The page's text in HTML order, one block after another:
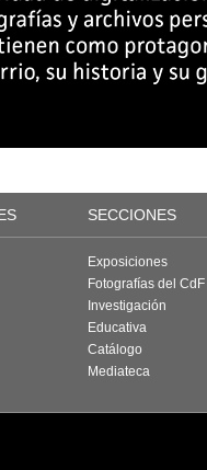
SECCIONES
Exposiciones
Fotografías del CdF
Investigación
Educativa
Catálogo
Mediateca